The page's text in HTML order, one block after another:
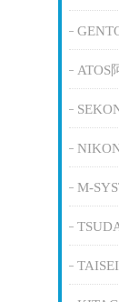
ATOS
M-